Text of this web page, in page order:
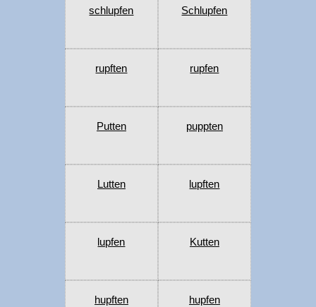
schlupfen Schlupfen
rupften rupfen
Putten puppten
Lutten lupften
lupfen Kutten
hupften hupfen